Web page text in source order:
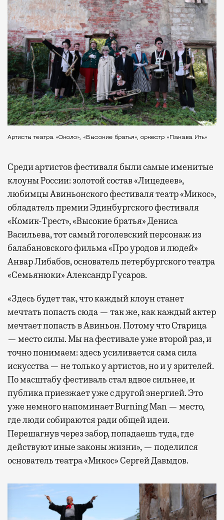
Артисты театра «Около», «Высокие братья», оркестр «Пакава Ить»
Среди артистов фестиваля были самые именитые
клоуны России: золотой состав «Лицедеев»,
любимцы Авиньонского фестиваля театр «Микос»,
обладатель премии Эдинбургского фестиваля
«Комик-Трест», «Высокие братья» Дениса
Васильева, тот самый гоголевский персонаж из
балабановского фильма «Про уродов и людей»
Анвар Либабов, основатель петербургского театра
«Семьянюки» Александр Гусаров.
«Здесь будет так, что каждый клоун станет
мечтать попасть сюда — так же, как каждый актер
мечтает попасть в Авиньон. Потому что Старица
— место силы. Мы на фестивале уже второй раз, и
точно понимаем: здесь усиливается сама сила
искусства — не только у артистов, но и у зрителей.
По масштабу фестиваль стал вдвое сильнее, и
публика приезжает уже с другой энергией. Это
уже немного напоминает Burning Man — место,
где люди собираются ради общей идеи.
Перешагнув через забор, попадаешь туда, где
действуют иные законы жизни», — поделился
основатель театра «Микос» Сергей Давыдов.